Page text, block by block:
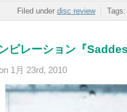
Filed under disc review
ピレーション『
1月 23rd, 2010